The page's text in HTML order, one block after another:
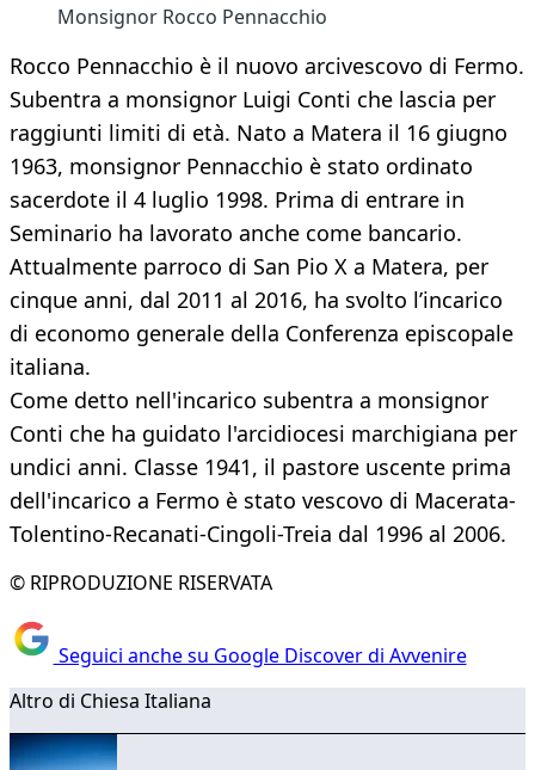
Monsignor Rocco Pennacchio
Rocco Pennacchio è il nuovo arcivescovo di Fermo.
Subentra a monsignor Luigi Conti che lascia per
raggiunti limiti di età. Nato a Matera il 16 giugno
1963, monsignor Pennacchio è stato ordinato
sacerdote il 4 luglio 1998. Prima di entrare in
Seminario ha lavorato anche come bancario.
Attualmente parroco di San Pio X a Matera, per
cinque anni, dal 2011 al 2016, ha svolto l’incarico
di economo generale della Conferenza episcopale
italiana.
Come detto nell'incarico subentra a monsignor
Conti che ha guidato l'arcidiocesi marchigiana per
undici anni. Classe 1941, il pastore uscente prima
dell'incarico a Fermo è stato vescovo di Macerata-
Tolentino-Recanati-Cingoli-Treia dal 1996 al 2006.
© RIPRODUZIONE RISERVATA
Seguici anche su Google Discover di Avvenire
Altro di Chiesa Italiana